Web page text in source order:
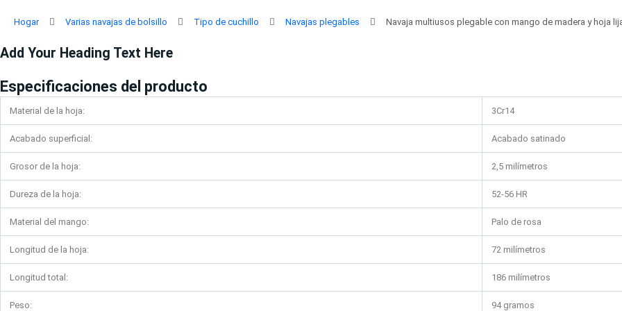
Hogar Varias navajas de bolsillo Tipo de cuchillo Navajas plegables Navaja multiusos plegable con mango de madera y hoja
Add Your Heading Text Here
Especificaciones del producto
Material de la hoja: 3Cr14
Acabado superficial: Acabado satinado
Grosor de la hoja: 2,5 milímetros
Dureza de la hoja: 52-56 HR
Material del mango: Palo de rosa
Longitud de la hoja: 72 milímetros
Longitud total: 186 milímetros
Peso: 94 gramos